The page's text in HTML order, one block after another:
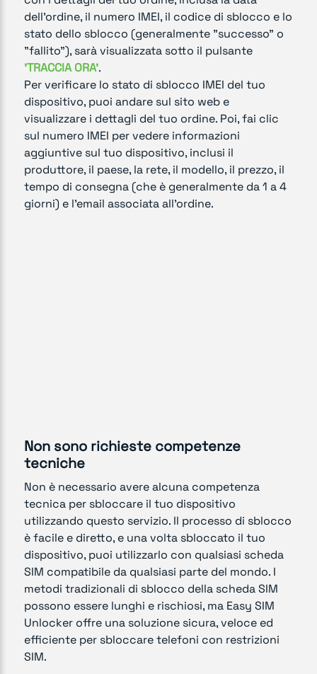
dell'ordine, il numero IMEI, il codice di sblocco e lo
stato dello sblocco (generalmente "successo" o
"fallito"), sarà visualizzata sotto il pulsante
'TRACCIA ORA'.
Per verificare lo stato di sblocco IMEI del tuo
dispositivo, puoi andare sul sito web e
visualizzare i dettagli del tuo ordine. Poi, fai clic
sul numero IMEI per vedere informazioni
aggiuntive sul tuo dispositivo, inclusi il
produttore, il paese, la rete, il modello, il prezzo, il
tempo di consegna (che è generalmente da 1 a 4
giorni) e l'email associata all'ordine.
Non sono richieste competenze
tecniche
Non è necessario avere alcuna competenza
tecnica per sbloccare il tuo dispositivo
utilizzando questo servizio. Il processo di sblocco
è facile e diretto, e una volta sbloccato il tuo
dispositivo, puoi utilizzarlo con qualsiasi scheda
SIM compatibile da qualsiasi parte del mondo. I
metodi tradizionali di sblocco della scheda SIM
possono essere lunghi e rischiosi, ma Easy SIM
Unlocker offre una soluzione sicura, veloce ed
efficiente per sbloccare telefoni con restrizioni
SIM.